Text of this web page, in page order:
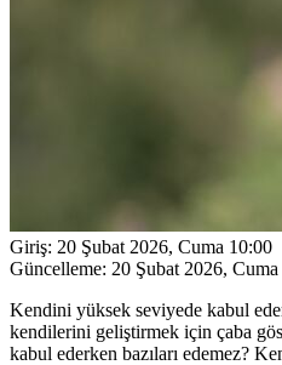
Giriş: 20 Şubat 2026, Cuma 10:00
Güncelleme: 20 Şubat 2026,
Kendini yüksek seviyede kabul
kendilerini geliştirmek için çaba
kabul ederken bazıları edemez?